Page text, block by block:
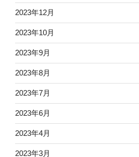
2023年12月
2023年10月
2023年9月
2023年8月
2023年7月
2023年6月
2023年4月
2023年3月